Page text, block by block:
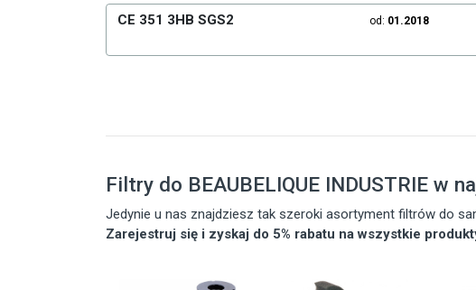
CE 351 3HB SGS2 od: 01.2018
Filtry do BEAUBELIQUE INDUSTRIE w
Jedynie u nas znajdziesz tak szeroki asortyment filtrów do
Zarejestruj się i zyskaj do 5% rabatu na wszystkie